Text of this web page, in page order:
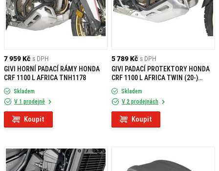
7 959 Kč s DPH
GIVI HORNÍ PADACÍ RÁMY HONDA
CRF 1100 L AFRICA TNH1178
Skladem
V 1 prodejně
Koupit
5 789 Kč s DPH
GIVI PADACÍ PROTEKTORY HONDA
CRF 1100 L AFRICA TWIN (20-)
TN1178
Skladem
V 2 prodejnách
Koupit